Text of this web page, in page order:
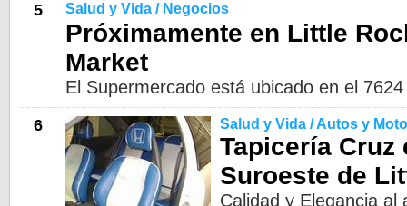
5 Salud y Vida / Negocios
Próximamente en Little
Market
El Supermercado está ubicado en el
6 Salud y Vida / Autos y
Tapicería Cruz
Suroeste de
Calidad y Elegancia al